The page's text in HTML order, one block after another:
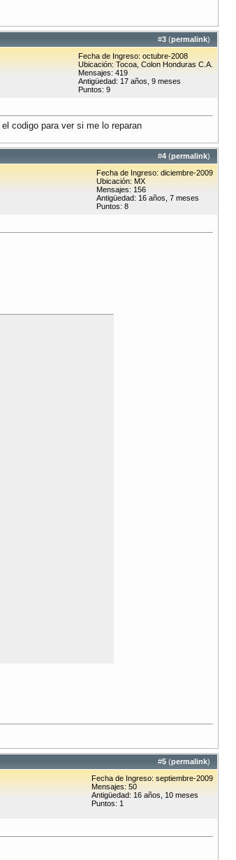
#3 (permalink)
Fecha de Ingreso: octubre-2008
Ubicación: Tocoa, Colon Honduras C.A.
Mensajes: 419
Antigüedad: 17 años, 9 meses
Puntos: 9
codigo para ver si me lo reparan
#4 (permalink)
Fecha de Ingreso: diciembre-2009
Ubicación: MX
Mensajes: 156
Antigüedad: 16 años, 7 meses
Puntos: 8
#5 (permalink)
Fecha de Ingreso: septiembre-2009
Mensajes: 50
Antigüedad: 16 años, 10 meses
Puntos: 1